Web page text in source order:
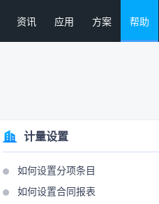
资讯 应用 方案 帮助
计量设置
如何设置分项条目
如何设置合同报表